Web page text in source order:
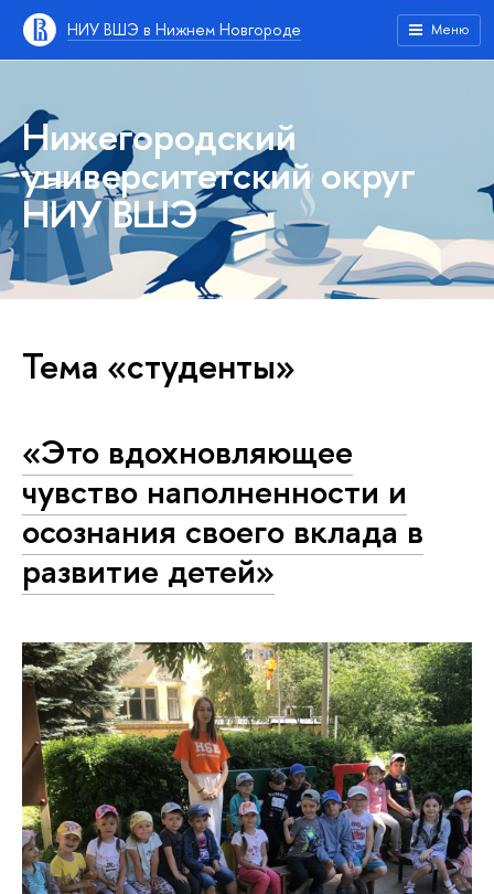
НИУ ВШЭ в Нижнем Новгороде Меню
Нижегородский
университетский округ
НИУ ВШЭ
Тема «студенты»
«Это вдохновляющее
чувство наполненности и
осознания своего вклада в
развитие детей»